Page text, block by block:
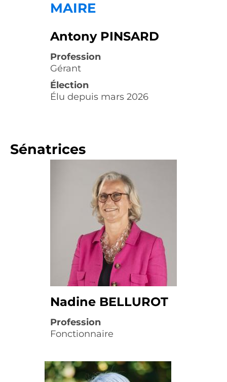
MAIRE
Antony PINSARD
Profession
Gérant
Élection
Élu depuis mars 2026
Sénatrices
Nadine BELLUROT
Profession
Fonctionnaire